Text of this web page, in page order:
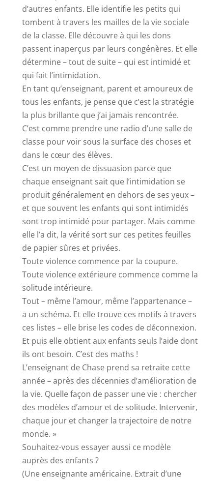
d’autres enfants. Elle identifie les petits qui
tombent à travers les mailles de la vie sociale
de la classe. Elle découvre à qui les dons
passent inaperçus par leurs congénères. Et elle
détermine – tout de suite – qui est intimidé et
qui fait l’intimidation.
En tant qu’enseignant, parent et amoureux de
tous les enfants, je pense que c’est la stratégie
la plus brillante que j’ai jamais rencontrée.
C’est comme prendre une radio d’une salle de
classe pour voir sous la surface des choses et
dans le cœur des élèves.
C’est un moyen de dissuasion parce que
chaque enseignant sait que l’intimidation se
produit généralement en dehors de ses yeux –
et que souvent les enfants qui sont intimidés
sont trop intimidé pour partager. Mais comme
elle l’a dit, la vérité sort sur ces petites feuilles
de papier sûres et privées.
Toute violence commence par la coupure.
Toute violence extérieure commence comme la
solitude intérieure.
Tout – même l’amour, même l’appartenance –
a un schéma. Et elle trouve ces motifs à travers
ces listes – elle brise les codes de déconnexion.
Et puis elle obtient aux enfants seuls l’aide dont
ils ont besoin. C’est des maths !
L’enseignant de Chase prend sa retraite cette
année – après des décennies d’amélioration de
la vie. Quelle façon de passer une vie : chercher
des modèles d’amour et de solitude. Intervenir,
chaque jour et changer la trajectoire de notre
monde. »
Souhaitez-vous essayer aussi ce modèle
auprès des enfants ?
(Une enseignante américaine. Extrait d’une